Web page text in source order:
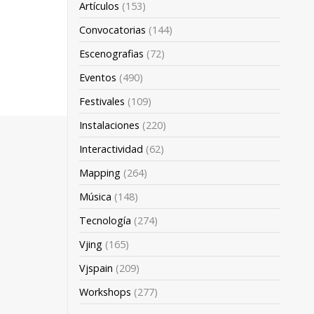
Artículos (153)
Convocatorias (144)
Escenografias (72)
Eventos (490)
Festivales (109)
Instalaciones (220)
Interactividad (62)
Mapping (264)
Música (148)
Tecnología (274)
Vjing (165)
Vjspain (209)
Workshops (277)